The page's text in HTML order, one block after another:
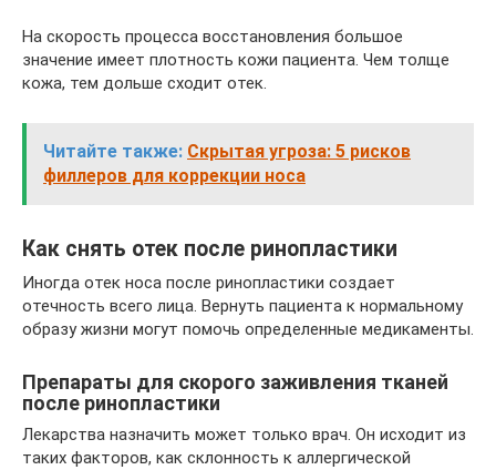
На скорость процесса восстановления большое
значение имеет плотность кожи пациента. Чем толще
кожа, тем дольше сходит отек.
Читайте также: Скрытая угроза: 5 рисков
филлеров для коррекции носа
Как снять отек после ринопластики
Иногда отек носа после ринопластики создает
отечность всего лица. Вернуть пациента к нормальному
образу жизни могут помочь определенные медикаменты.
Препараты для скорого заживления тканей
после ринопластики
Лекарства назначить может только врач. Он исходит из
таких факторов, как склонность к аллергической